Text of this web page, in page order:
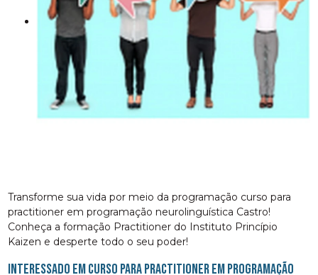
Transforme sua vida por meio da programação curso para
practitioner em programação neurolinguística Castro!
Conheça a formação Practitioner do Instituto Princípio
Kaizen e desperte todo o seu poder!
Interessado em curso para practitioner em programação